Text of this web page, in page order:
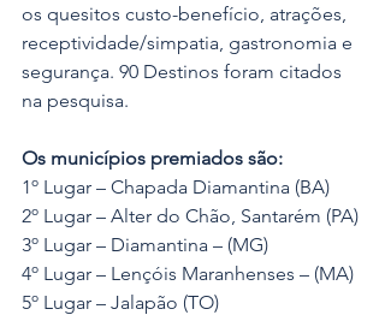
os quesitos custo-benefício, atrações,
receptividade/simpatia, gastronomia e
segurança. 90 Destinos foram citados
na pesquisa.
Os municípios premiados são:
1º Lugar – Chapada Diamantina (BA)
2º Lugar – Alter do Chão, Santarém (PA)
3º Lugar – Diamantina – (MG)
4º Lugar – Lençóis Maranhenses – (MA)
5º Lugar – Jalapão (TO)